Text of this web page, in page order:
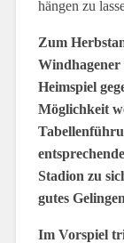
hängen zu
Zum
Windhagener
Heimspiel
Möglichkeit
Stadion zu
gutes
Im Vorspiel